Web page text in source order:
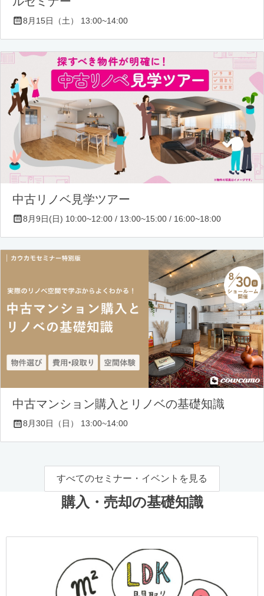
8月15日（土） 13:00~14:00
中古リノベ見学ツアー
8月9日(日) 10:00~12:00 / 13:00~15:00 / 16:00~18:00
中古マンション購入とリノベの基礎知識
8月30日（日） 13:00~14:00
すべてのセミナー・イベントを見る
購入・売却の基礎知識